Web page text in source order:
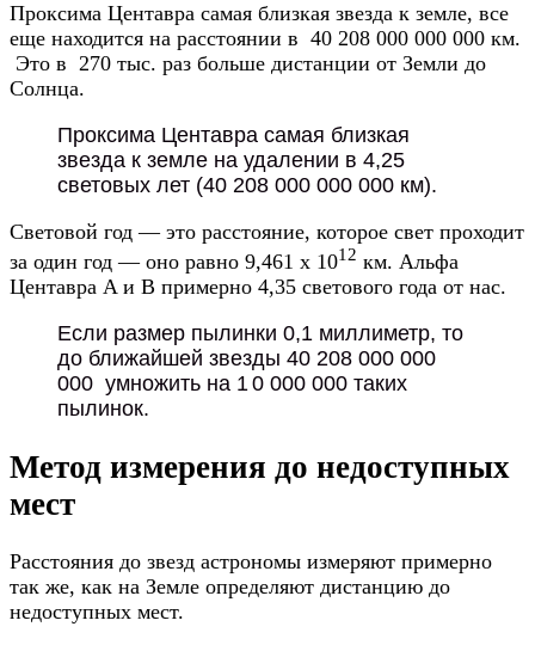
Проксима Центавра самая близкая звезда к земле, все
еще находится на расстоянии в 40 208 000 000 000 км.
Это в 270 тыс. раз больше дистанции от Земли до
Солнца.
Проксима Центавра самая близкая
звезда к земле на удалении в 4,25
световых лет (40 208 000 000 000 км).
Световой год — это расстояние, которое свет проходит
за один год — оно равно 9,461 х 1012 км. Альфа
Центавра A и B примерно 4,35 светового года от нас.
Если размер пылинки 0,1 миллиметр, то
до ближайшей звезды 40 208 000 000
000 умножить на 1 0 000 000 таких
пылинок.
Метод измерения до недоступных
мест
Расстояния до звезд астрономы измеряют примерно
так же, как на Земле определяют дистанцию до
недоступных мест.